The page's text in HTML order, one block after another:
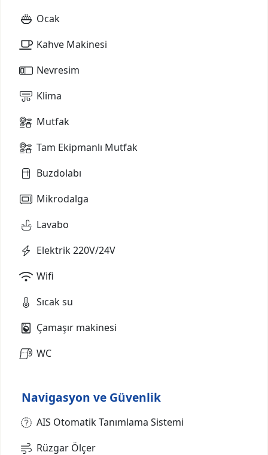
Ocak
Kahve Makinesi
Nevresim
Klima
Mutfak
Tam Ekipmanlı Mutfak
Buzdolabı
Mikrodalga
Lavabo
Elektrik 220V/24V
Wifi
Sıcak su
Çamaşır makinesi
WC
Navigasyon ve Güvenlik
AIS Otomatik Tanımlama Sistemi
Rüzgar Ölçer